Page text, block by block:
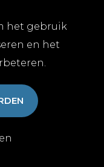
het gebruik
en het